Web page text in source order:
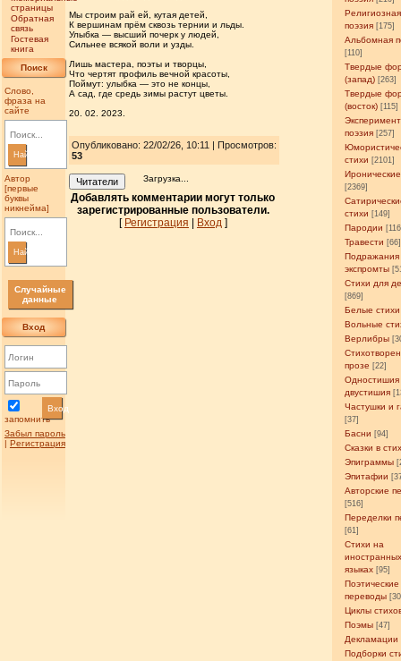
страницы
Обратная
связь
Гостевая
книга
Поиск
Слово,
фраза на
сайте
Найти
Автор
[первые
буквы
никнейма]
Найти
Случайные
данные
Вход
запомнить
Вход
Забыл пароль
| Регистрация
Религиозная
поэзия [175]
Альбомная
[110]
Твердые
(запад) [263]
Твердые
(восток) [115]
поэзия [257]
стихи [2101]
[2369]
стихи [149]
Пародии
Травести [66]
Подражания
экспромты
Стихи для
[869]
Белые стихи
Вольные
Верлибры
прозе [22]
Одностишия
двустишия
Частушки и
[37]
Басни [94]
Сказки в
Эпиграммы
Эпитафии
Авторские
[516]
Переделки
[61]
Стихи на
языках [95]
Поэтические
переводы
Циклы
Поэмы [47]
Декламации
Подборки
Мы строим рай ей, кутая детей,
К вершинам прём сквозь тернии и льды.
Улыбка — высший почерк у людей,
Сильнее всякой воли и узды.
Лишь мастера, поэты и творцы,
Что чертят профиль вечной красоты,
Поймут: улыбка — это не концы,
А сад, где средь зимы растут цветы.
20. 02. 2023.
Опубликовано: 22/02/26, 10:11 | Просмотров:
53
Читатели Загрузка...
Добавлять комментарии могут только
зарегистрированные пользователи.
[ Регистрация Вход]